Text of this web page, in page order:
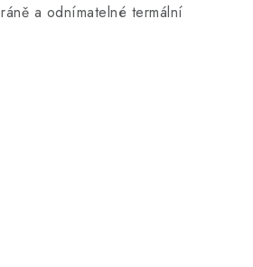
a odnímatelné termální